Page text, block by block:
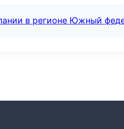
в регионе Южный